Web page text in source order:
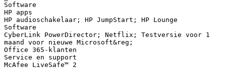
Software
HP apps
HP audioschakelaar; HP JumpStart; HP Lounge
Software
CyberLink PowerDirector; Netflix; Testversie voor 1
maand voor nieuwe Microsoft&reg;
Office 365-klanten
Service en support
McAfee LiveSafe™ 2